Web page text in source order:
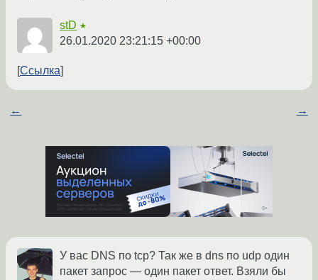
stD ★
26.01.2020 23:21:15 +00:00
Ссылка
← →
У вас DNS по tcp? Так же в dns по udp один
пакет запрос — один пакет ответ. Взяли бы